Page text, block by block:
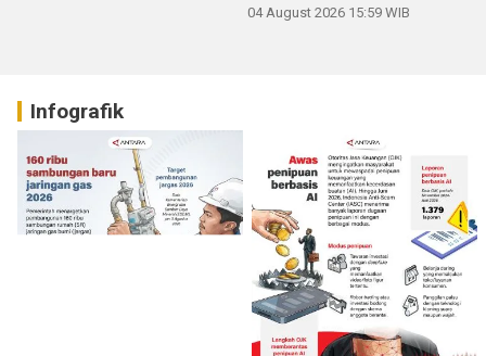
04 August 2026 15:59 WIB
Infografik